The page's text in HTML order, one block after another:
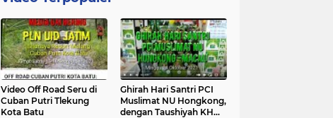
Video Off Road Seru di
Cuban Putri Tlekung
Kota Batu
Ghirah Hari Santri PCI
Muslimat NU Hongkong,
dengan Taushiyah KH